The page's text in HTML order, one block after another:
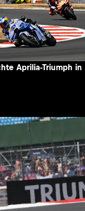
Aprilia-Triumph in